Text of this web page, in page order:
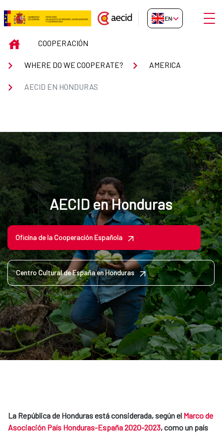
Skip to Main Content
AECID en Honduras
EN-GB
INICIOCOOPERACIÓN
WHERE DO WE COOPERATE? AMERICA
AECID EN HONDURAS
AECID en Honduras
Oficina de la Cooperación Española
Centro Cultural de España en Honduras
La República de Honduras está considerada, según el Marco de
Asociación País Honduras-España 2020-2023, como un país